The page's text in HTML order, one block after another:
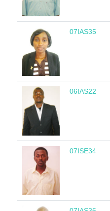
07IAS35
06IAS22
07ISE34